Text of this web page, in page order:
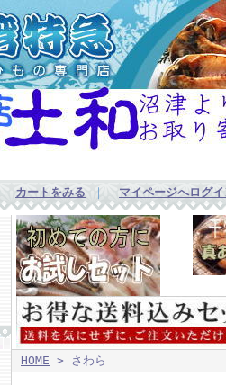
カートをみる ｜ マイページへログ
HOME > さわら